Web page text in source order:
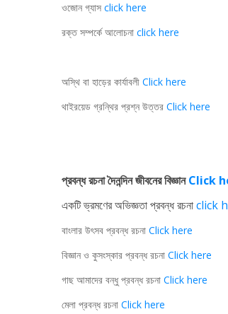
ওজোন গ্যাস click here
রক্ত সম্পর্কে আলোচনা click here
অস্থি বা হাড়ের কার্যাবলী Click here
থাইরয়েড গ্রন্থির প্রশ্ন উত্তর Click here
প্রবন্ধ রচনা দৈনন্দিন জীবনের বিজ্ঞানClick
একটি ভ্রমণের অভিজ্ঞতা প্রবন্ধ রচনাclick
বাংলার উৎসব প্রবন্ধ রচনা Click here
বিজ্ঞান ও কুসংস্কার প্রবন্ধ রচনা Click here
গাছ আমাদের বন্ধু প্রবন্ধ রচনা Click here
মেলা প্রবন্ধ রচনা Click here